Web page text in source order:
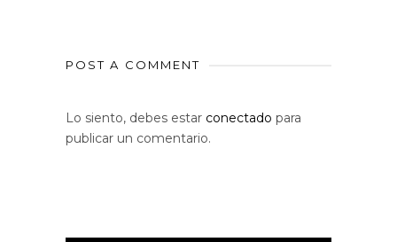
POST A COMMENT
Lo siento, debes estar conectado para
publicar un comentario.